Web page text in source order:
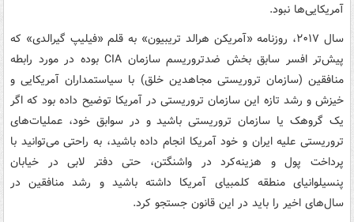
آمریکایی‌ها نبود.
سال ۲۰۱۷، روزنامه «آمریکن هرالد تریبیون» به قلم «فیلیپ گیرالدی» که
پیش‌تر افسر سابق بخش ضدتروریسم سازمان CIA بوده در مورد رابطه
منافقین (سازمان تروریستی مجاهدین خلق) با سیاستمداران آمریکایی و
خیزش و رشد تازه این سازمان تروریستی در آمریکا توضیح داده بود که اگر
یک گروهک یا سازمان تروریستی باشید و در سوابق خود، عملیات‌های
تروریستی علیه ایران و خود آمریکا انجام داده باشید، به راحتی می‌توانید با
پرداخت پول و هزینه‌کرد در واشنگتن، حتی دفتر لابی در خیابان
پنسیلوانیای منطقه کلمبیای آمریکا داشته باشید و رشد منافقین در
سال‌های اخیر را باید در این قانون جستجو کرد.